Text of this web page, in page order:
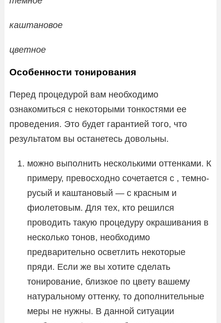
каштановое
цветное
Особенности тонирования
Перед процедурой вам необходимо
ознакомиться с некоторыми тонкостями ее
проведения. Это будет гарантией того, что
результатом вы останетесь довольны.
можно выполнить несколькими оттенками. К
примеру, превосходно сочетается с , темно-
русый и каштановый — с красным и
фиолетовым. Для тех, кто решился
проводить такую процедуру окрашивания в
несколько тонов, необходимо
предварительно осветлить некоторые
пряди. Если же вы хотите сделать
тонирование, близкое по цвету вашему
натуральному оттенку, то дополнительные
меры не нужны. В данной ситуации